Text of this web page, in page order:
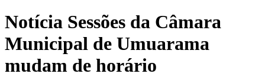
Notícia Sessões da Câmara
Municipal de Umuarama
mudam de horário